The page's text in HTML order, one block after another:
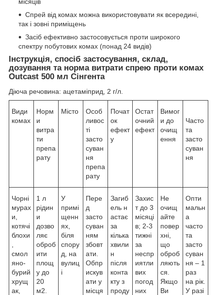
місяців
Спрей від комах можна використовувати як всередині,
так і зовні приміщень
Засіб ефективно застосовується проти широкого
спектру побутових комах (понад 24 видів)
Інструкція, спосіб застосування, склад,
дозування та норма витрати спрею проти комах
Outcast 500 мл Сінгента
Діюча речовина: ацетаміприд, 2 г/л.
Види
комах
Норм
и
витра
ти
препа
рату
Місто
Особ
ливос
ті
засто
суван
ня
препа
рату
Почат
ок
ефект
у
Остат
очний
ефект
Вимог
и до
очищ
ення
Часто
та
засто
суван
ня
Чорні
мурах
и,
котячі
блохи
смол
яно-
бурий
хрущ
ак,
1 л
рідин
и
дозво
ляє
оброб
ити
площ
у до
20
м2.
У
примі
щенн
ях,
біля
спору
д, на
вулиц
і
Пере
д
засто
суван
ням
збовт
ати.
Обпр
искув
ати у
місця
Загиб
ель н
астає
за
кілька
хвили
н
після
конта
кту з
проду
Захис
т до 3
місяці
в; 2-3
тижні
за
неспр
иятли
вих
погод
них
Не
очищ
айте
повер
хні,
що
оброб
ляють
ся.
Якщо
Ви
Опти
мальн
а
часто
та
засто
суван
ня – 1
раз
на рік.
У разі